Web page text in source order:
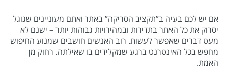
אם יש לכם בעיה ב”תקציב הסריקה” באתר ואתם מעוניינים שגוגל
יסרוק את כל האתר בתדירות ובמהירויות גבוהות יותר – ישנם לא
מעט דברים שאפשר לעשות. רוב האנשים חושבים שמנוע החיפוש
מחפש בכל האינטרנט ברגע שמקלידים בו שאילתה. רחוק מן
האמת.